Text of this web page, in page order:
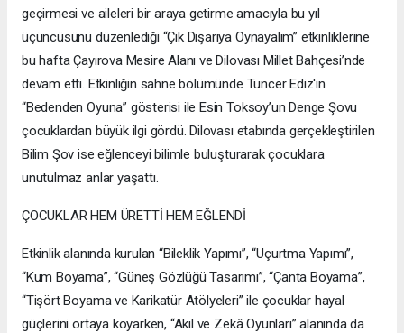
geçirmesi ve aileleri bir araya getirme amacıyla bu yıl
üçüncüsünü düzenlediği “Çık Dışarıya Oynayalım” etkinliklerine
bu hafta Çayırova Mesire Alanı ve Dilovası Millet Bahçesi’nde
devam etti. Etkinliğin sahne bölümünde Tuncer Ediz'in
“Bedenden Oyuna” gösterisi ile Esin Toksoy’un Denge Şovu
çocuklardan büyük ilgi gördü. Dilovası etabında gerçekleştirilen
Bilim Şov ise eğlenceyi bilimle buluşturarak çocuklara
unutulmaz anlar yaşattı.
ÇOCUKLAR HEM ÜRETTİ HEM EĞLENDİ
Etkinlik alanında kurulan “Bileklik Yapımı”, “Uçurtma Yapımı”,
“Kum Boyama”, “Güneş Gözlüğü Tasarımı”, “Çanta Boyama”,
“Tişört Boyama ve Karikatür Atölyeleri” ile çocuklar hayal
güçlerini ortaya koyarken, “Akıl ve Zekâ Oyunları” alanında da